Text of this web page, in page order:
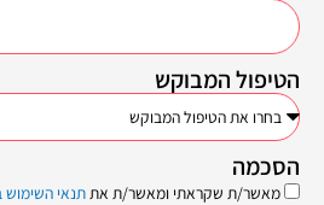
הטיפול המבוקש
הסכמה
מאשר/ת שקראתי ומאשר/ת אתתנאי